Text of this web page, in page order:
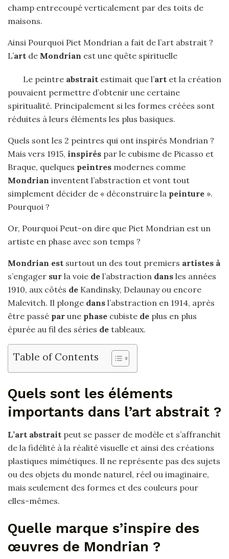
champ entrecoupé verticalement par des toits de
maisons.
Ainsi Pourquoi Piet Mondrian a fait de l’art abstrait ?
L’art de Mondrian est une quête spirituelle
Le peintre abstrait estimait que l’art et la création
pouvaient permettre d’obtenir une certaine
spiritualité. Principalement si les formes créées sont
réduites à leurs éléments les plus basiques.
Quels sont les 2 peintres qui ont inspirés Mondrian ?
Mais vers 1915, inspirés par le cubisme de Picasso et
Braque, quelques peintres modernes comme
Mondrian inventent l’abstraction et vont tout
simplement décider de « déconstruire la peinture ».
Pourquoi ?
Or, Pourquoi Peut-on dire que Piet Mondrian est un
artiste en phase avec son temps ?
Mondrian est surtout un des tout premiers artistes à
s’engager sur la voie de l’abstraction dans les années
1910, aux côtés de Kandinsky, Delaunay ou encore
Malevitch. Il plonge dans l’abstraction en 1914, après
être passé par une phase cubiste de plus en plus
épurée au fil des séries de tableaux.
Table of Contents
Quels sont les éléments
importants dans l’art abstrait ?
L’art abstrait peut se passer de modèle et s’affranchit
de la fidélité à la réalité visuelle et ainsi des créations
plastiques mimétiques. Il ne représente pas des sujets
ou des objets du monde naturel, réel ou imaginaire,
mais seulement des formes et des couleurs pour
elles-mêmes.
Quelle marque s’inspire des
œuvres de Mondrian ?